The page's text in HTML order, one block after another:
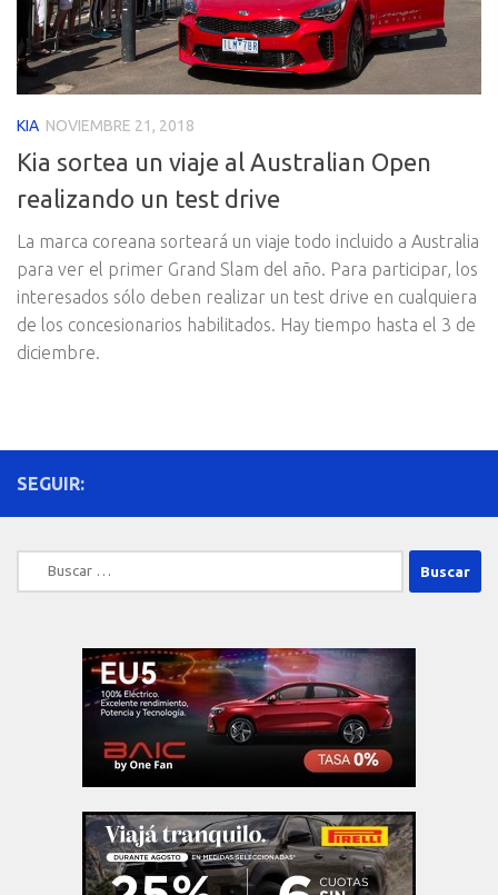
KIA NOVIEMBRE 21, 2018
Kia sortea un viaje al Australian Open
realizando un test drive
La marca coreana sorteará un viaje todo incluido a Australia
para ver el primer Grand Slam del año. Para participar, los
interesados sólo deben realizar un test drive en cualquiera
de los concesionarios habilitados. Hay tiempo hasta el 3 de
diciembre.
SEGUIR:
Buscar: